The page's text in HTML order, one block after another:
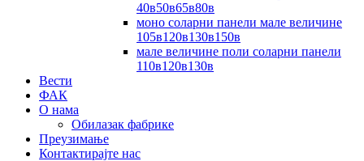
40в50в65в80в
моно соларни панели мале величине
105в120в130в150в
мале величине поли соларни панели
110в120в130в
Вести
ФАК
О нама
Обилазак фабрике
Преузимање
Контактирајте нас